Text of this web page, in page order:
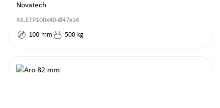
Novatech
RK.ETP100x40-Ø47x14
100 mm 500 kg